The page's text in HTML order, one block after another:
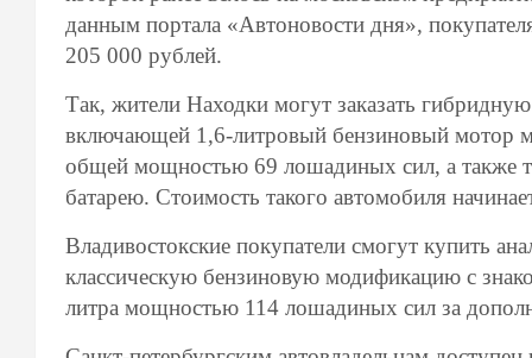
данным портала «Автоновости дня»,
205 000 рублей.
Так, жители Находки могут заказать
включающей 1,6-литровый бензиновый мотор
общей мощностью 69 лошадиных сил, а также
батарею. Стоимость такого автомобиля
Владивостокские покупатели смогут купить
классическую бензиновую модификацию с
литра мощностью 114 лошадиных сил за